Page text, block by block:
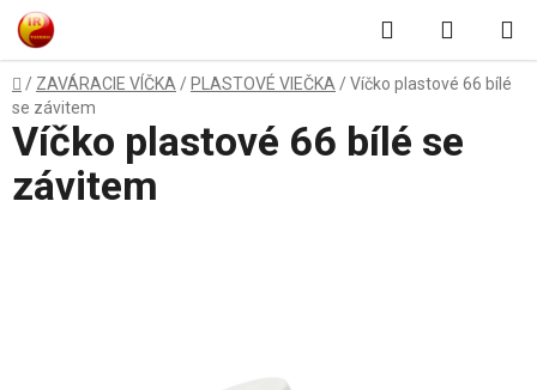
Prejsť
na
obsah
Hľadať
KOŠÍK
Domov
/ ZAVÁRACIE VÍČKA / PLASTOVÉ VIEČKA /Víčko plastové 66 bílé
se závitem
Víčko plastové 66 bílé se
závitem